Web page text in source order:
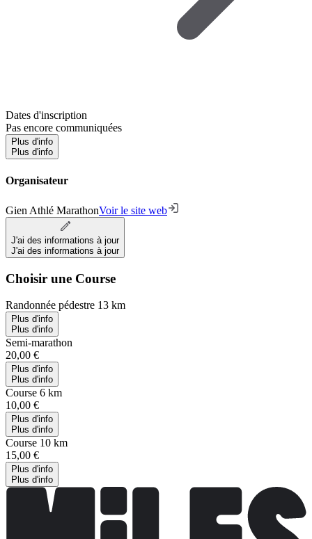
Dates d'inscription
Pas encore communiquées
Plus d'info
Plus d'info
Organisateur
Gien Athlé MarathonVoir le site web
J'ai des informations à jour
J'ai des informations à jour
Choisir une Course
Randonnée pédestre 13 km
Plus d'info
Plus d'info
Semi-marathon
20,00 €
Plus d'info
Plus d'info
Course 6 km
10,00 €
Plus d'info
Plus d'info
Course 10 km
15,00 €
Plus d'info
Plus d'info